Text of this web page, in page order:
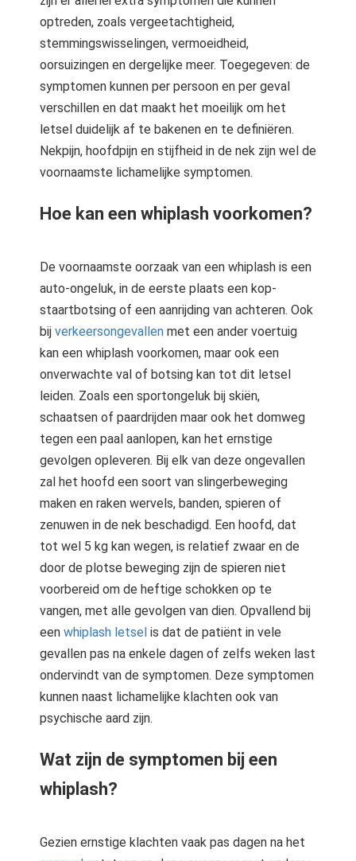
optreden, zoals vergeetachtigheid,
stemmingswisselingen, vermoeidheid,
oorsuizingen en dergelijke meer. Toegegeven: de
symptomen kunnen per persoon en per geval
verschillen en dat maakt het moeilijk om het
letsel duidelijk af te bakenen en te definiëren.
Nekpijn, hoofdpijn en stijfheid in de nek zijn wel de
voornaamste lichamelijke symptomen.
Hoe kan een whiplash voorkomen?
De voornaamste oorzaak van een whiplash is een
auto-ongeluk, in de eerste plaats een kop-
staartbotsing of een aanrijding van achteren. Ook
bij verkeersongevallen met een ander voertuig
kan een whiplash voorkomen, maar ook een
onverwachte val of botsing kan tot dit letsel
leiden. Zoals een sportongeluk bij skiën,
schaatsen of paardrijden maar ook het domweg
tegen een paal aanlopen, kan het ernstige
gevolgen opleveren. Bij elk van deze ongevallen
zal het hoofd een soort van slingerbeweging
maken en raken wervels, banden, spieren of
zenuwen in de nek beschadigd. Een hoofd, dat
tot wel 5 kg kan wegen, is relatief zwaar en de
door de plotse beweging zijn de spieren niet
voorbereid om de heftige schokken op te
vangen, met alle gevolgen van dien. Opvallend bij
een whiplash letsel is dat de patiënt in vele
gevallen pas na enkele dagen of zelfs weken last
ondervindt van de symptomen. Deze symptomen
kunnen naast lichamelijke klachten ook van
psychische aard zijn.
Wat zijn de symptomen bij een
whiplash?
Gezien ernstige klachten vaak pas dagen na het